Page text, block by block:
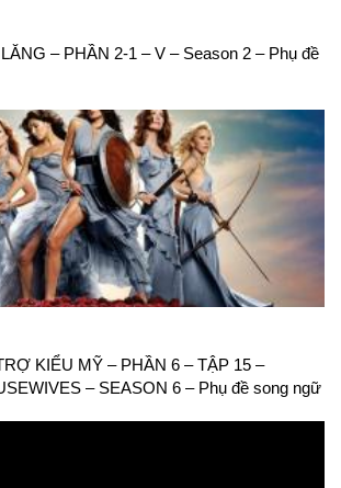
– PHẦN 2-1 – V – Season 2 – Phụ đề
KIỂU MỸ – PHẦN 6 – TẬP 15 –
– SEASON 6 – Phụ đề song ngữ